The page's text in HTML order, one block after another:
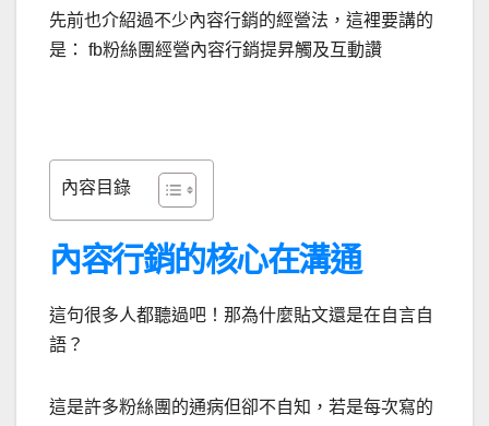
先前也介紹過不少內容行銷的經營法，這裡要講的
是： fb粉絲團經營內容行銷提昇觸及互動讚
內容目錄
內容行銷的核心在溝通
這句很多人都聽過吧！那為什麼貼文還是在自言自
語？
這是許多粉絲團的通病但卻不自知，若是每次寫的